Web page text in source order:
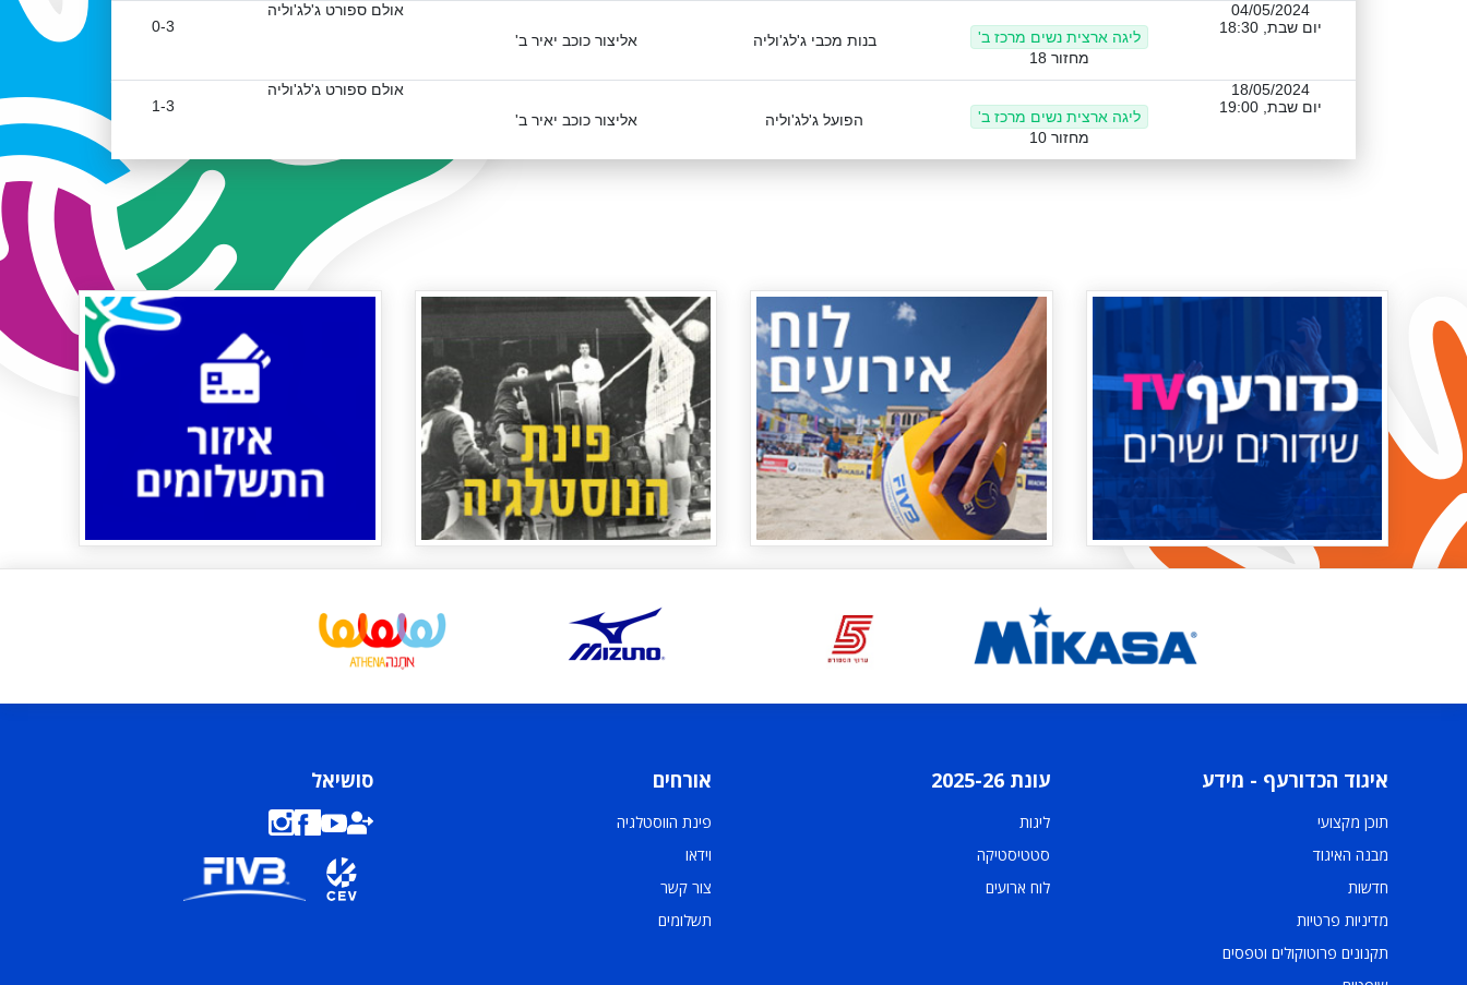
04/05/2024
יום שבת, 18:30
ליגה ארצית נשים מרכז ב'
מחזור 18
בנות מכבי ג'לג'וליה אליצור כוכב יאיר ב'
אולם ספורט ג'לג'וליה
0-3
18/05/2024
יום שבת, 19:00
ליגה ארצית נשים מרכז ב'
מחזור 10
הפועל ג'לג'וליה אליצור כוכב יאיר ב'
אולם ספורט ג'לג'וליה
1-3
איגוד הכדורעף - מידע
תוכן מקצועי
מבנה האיגוד
חדשות
מדיניות פרטיות
תקנונים פרוטוקולים וטפסים
עונת 2025-26
ליגות
סטטיסטיקה
לוח ארועים
אורחים
פינת הווסטלגיה
וידאו
צור קשר
תשלומים
סושיאל